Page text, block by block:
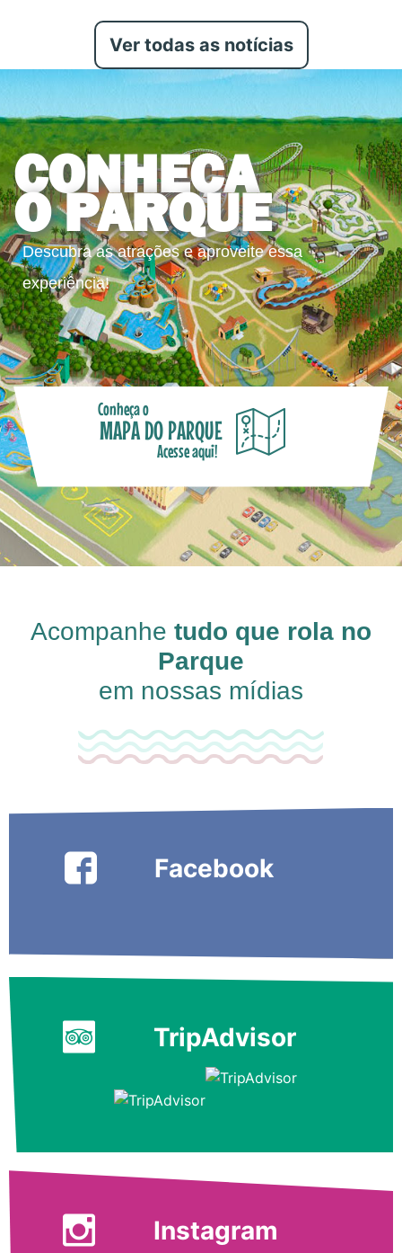
Ver todas as notícias
CONHEÇA
O PARQUE
Descubra as atrações e aproveite essa
experiência!
Conheça o
MAPA DO PARQUE
Acesse aqui!
Acompanhe tudo que rola no
Parque
em nossas mídias
Facebook
TripAdvisor
Instagram